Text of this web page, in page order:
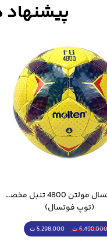
قمقمه ورزشی جاگ واتر 2.2 لیتر ایزی فیت
(قمقمه و فلاسک)
2,498,000 ت 1,798,000 ت